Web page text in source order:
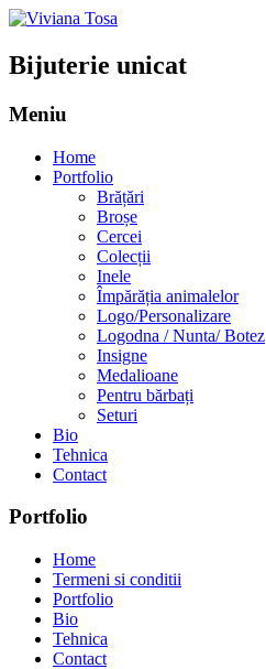
Bijuterie unicat
Meniu
Home
Portfolio
Brățări
Broșe
Cercei
Colecții
Inele
Împărăția animalelor
Logo/Personalizare
Logodna / Nunta/ Botez
Insigne
Medalioane
Pentru bărbați
Seturi
Bio
Tehnica
Contact
Portfolio
Home
Termeni si conditii
Portfolio
Bio
Tehnica
Contact